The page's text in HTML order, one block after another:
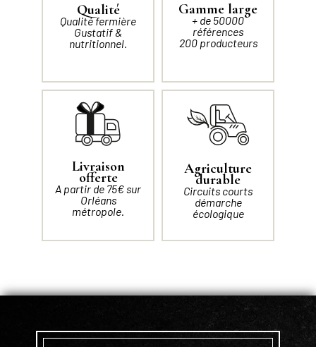
Qualité
Qualité fermière
Gustatif &
nutritionnel.
Gamme large
+ de 50000
références
200 producteurs
Livraison
offerte
A partir de 75€ sur
Orléans
métropole.
Agriculture
durable
Circuits courts
démarche
écologique